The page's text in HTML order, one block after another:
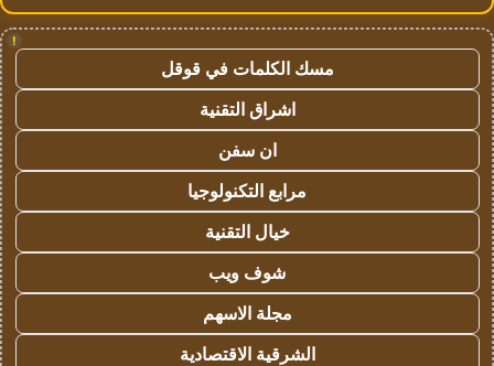
!
مسك الكلمات في قوقل
اشراق التقنية
ان سفن
مرابع التكنولوجيا
خيال التقنية
شوف ويب
مجلة الاسهم
الشرقية الاقتصادية